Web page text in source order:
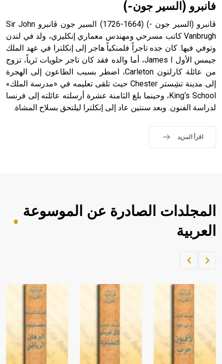
فانبرو (السير جون-)
ڤانبرو (السير جون -) (1664-1726) السير جون ڤانبرو Sir John
Vanbrugh كاتب مسرحي ومهندس معماري إنكليزي، ولد في لندن
وتوفي فيها. كان جده تاجراً فلمنكياً هاجر إلى إنكلترا في عهد الملك
جيمس الأول James I، أما والده فقد كان تاجر حلويات ثرياً، تزوج
من عائلة كارلتون Carleton، اضطر بسبب الطاعون إلى الهجرة
إلى مدينة تشِستر Chester حيث تلقى تعليمه في «مدرسة الملك»
King‘s School، وحينما بلغ الثامنة عشرة أرسلته عائلته إلى فرنسا
لدراسة الفنون. وبعد سنتين عاد إلى إنكلترا ليلتحق بسلاح المشاة.
اقرأ المزيد
المجلدات الصادرة عن الموسوعة
العربية